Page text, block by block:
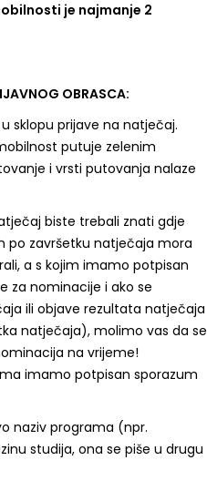
je najmanje 2
OBRASCA:
u sklopu prijave na natječaj.
putuje zelenim
i vrsti putovanja nalaze
biste trebali znati gdje
po završetku natječaja mora
a s kojim imamo potpisan
za nominacije i ako se
ili objave rezultata natječaja
natječaja), molimo vas da se
na vrijeme!
imamo potpisan sporazum
naziv programa (npr.
studija, ona se piše u drugu